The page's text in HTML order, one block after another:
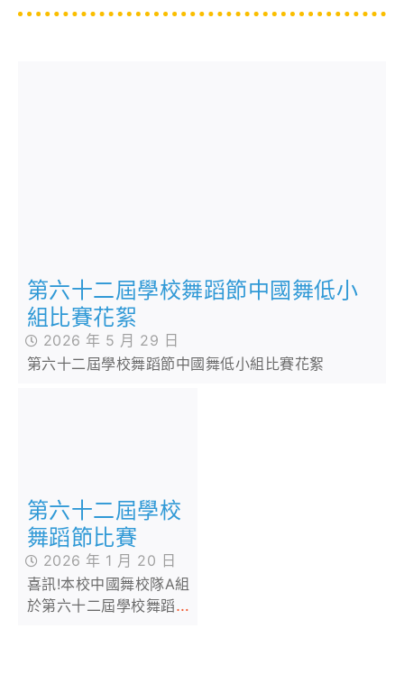
第六十二屆學校舞蹈節中國舞低小
組比賽花絮
2026 年 5 月 29 日
第六十二屆學校舞蹈節中國舞低小組比賽花絮
第六十二屆學校
舞蹈節比賽
2026 年 1 月 20 日
喜訊!本校中國舞校隊A組
於第六十二屆學校舞蹈節